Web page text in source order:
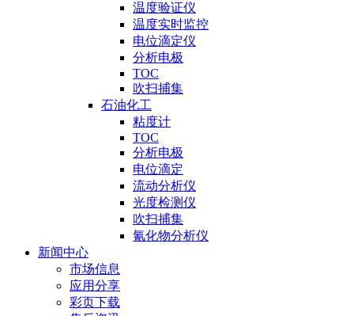
温度验证仪
温度实时监控
电位滴定仪
分析电极
TOC
吹扫捕集
石油化工
粘度计
TOC
分析电极
电位滴定
流动分析仪
光度检测仪
吹扫捕集
氰化物分析仪
新闻中心
市场信息
应用分享
彩页下载